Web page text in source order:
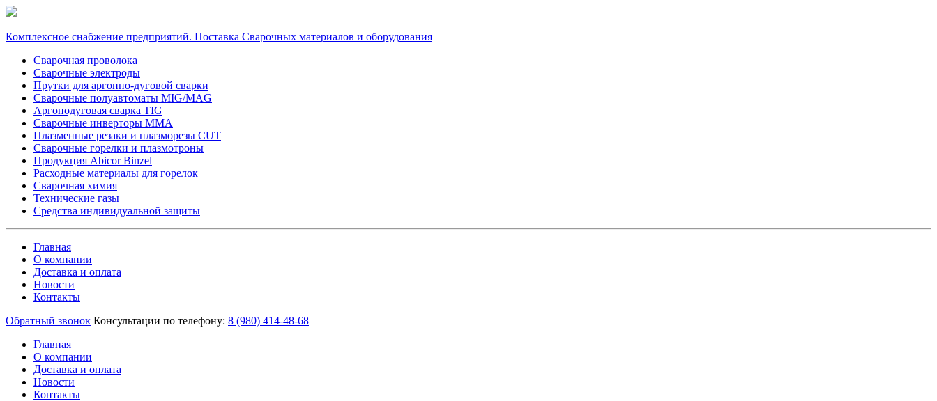
Комплексное снабжение предприятий. Поставка Сварочных материалов и оборудования
Сварочная проволока
Сварочные электроды
Прутки для аргонно-дуговой сварки
Сварочные полуавтоматы MIG/MAG
Аргонодуговая сварка TIG
Сварочные инверторы MMA
Плазменные резаки и плазморезы CUT
Сварочные горелки и плазмотроны
Продукция Abicor Binzel
Расходные материалы для горелок
Сварочная химия
Технические газы
Средства индивидуальной защиты
Главная
О компании
Доставка и оплата
Новости
Контакты
Обратный звонок Консультации по телефону: 8 (980) 414-48-68
Главная
О компании
Доставка и оплата
Новости
Контакты